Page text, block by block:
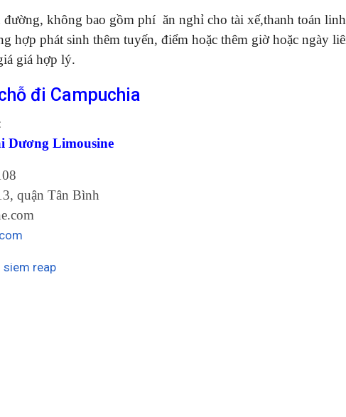
đường, không bao gồm phí ăn nghỉ cho tài xế,thanh toán linh
hợp phát sinh thêm tuyến, điểm hoặc thêm giờ hoặc ngày
giá hợp lý.
đi Campuchia
Dương Limousine
quận Tân Bình
siem reap